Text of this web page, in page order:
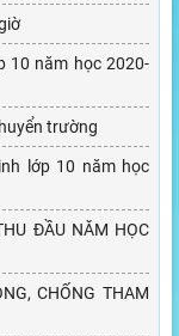
10 năm học 2020-
trường
lớp 10 năm học
ĐẦU NĂM HỌC
CHỐNG THAM